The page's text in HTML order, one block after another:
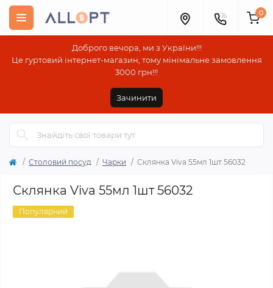
Доброго вечора, ми з України!!!
Це гуртовий інтернет-магазин, тому мінімальне замовлення
3000 грн!!!
Зачинити
0
Столовий посуд Чарки Склянка Viva 55мл 1шт 56032
Склянка Viva 55мл 1шт 56032
Популярний